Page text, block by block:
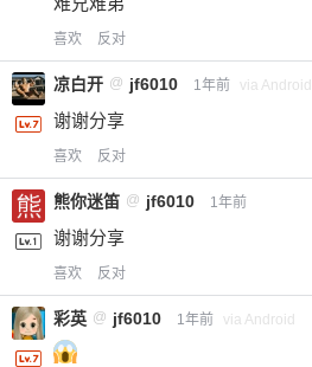
喜欢 反对
凉白开 @ jf6010 1年前 via Android
谢谢分享
喜欢 反对
熊你迷笛 @ jf6010 1年前
谢谢分享
喜欢 反对
彩英 @ jf6010 1年前 via Android